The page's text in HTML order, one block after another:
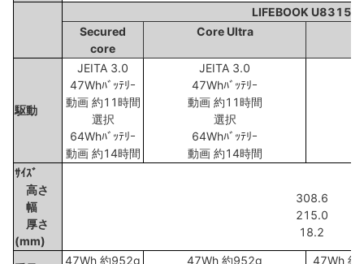
LIFEBOOK
Secured
core
Core Ultra
駆動
JEITA 3.0
47Whﾊﾞｯﾃﾘｰ
動画 約11時間
選択
64Whﾊﾞｯﾃﾘｰ
動画 約14時間
JEITA 3.0
47Whﾊﾞｯﾃﾘｰ
動画 約11時間
選択
64Whﾊﾞｯﾃﾘｰ
動画 約14時間
ｻｲｽﾞ
高さ
幅
厚さ
(mm)
308.6
215.0
18.2
47Wh 約952g
47Wh 約952g
47Wh 約